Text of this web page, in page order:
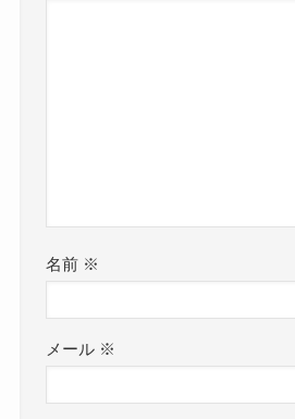
名前 ※
メール ※